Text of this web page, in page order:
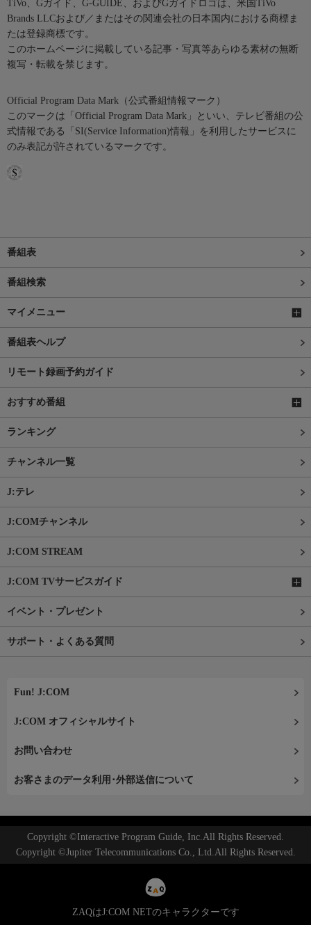
TiVo、Gガイド、G-GUIDE、およびGガイドロゴは、米国TiVo
Brands LLCおよび／またはその関連会社の日本国内における商標ま
たは登録商標です。
このホームページに掲載している記事・写真等あらゆる素材の無断
複写・転載を禁じます。
Official Program Data Mark（公式番組情報マーク）
このマークは「Official Program Data Mark」といい、テレビ番組の公
式情報である「SI(Service Information)情報」を利用したサービスに
のみ表記が許されているマークです。
番組表
番組検索
マイメニュー
番組表ヘルプ
リモート録画予約ガイド
おすすめ番組
ランキング
チャンネル一覧
J:テレ
J:COMチャンネル
J:COM STREAM
J:COM TVサービスガイド
イベント・プレゼント
サポート・よくある質問
Fun! J:COM
J:COM オフィシャルサイト
お問い合わせ
お客さまのデータ利用･外部送信について
Copyright ©Interactive Program Guide, Inc.All Rights Reserved.
Copyright ©Jupiter Telecommunications Co., Ltd.All Rights Reserved.
ZAQはJ:COM NETのキャラクターです